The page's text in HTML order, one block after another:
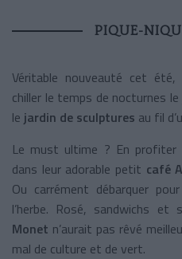
PIQUE-
Véritable nouveauté cet été,
chiller le temps de nocturnes
le jardin de sculptures au fil
Le must ultime ? En profiter
dans leur adorable petit café
Ou carrément débarquer
l’herbe. Rosé, sandwichs
Monet n’aurait pas rêvé
mal de culture et de vert.